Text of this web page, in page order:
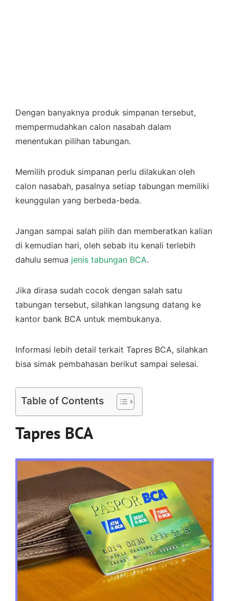
Dengan banyaknya produk simpanan tersebut,
mempermudahkan calon nasabah dalam
menentukan pilihan tabungan.
Memilih produk simpanan perlu dilakukan oleh
calon nasabah, pasalnya setiap tabungan memiliki
keunggulan yang berbeda-beda.
Jangan sampai salah pilih dan memberatkan kalian
di kemudian hari, oleh sebab itu kenali terlebih
dahulu semua jenis tabungan BCA.
Jika dirasa sudah cocok dengan salah satu
tabungan tersebut, silahkan langsung datang ke
kantor bank BCA untuk membukanya.
Informasi lebih detail terkait Tapres BCA, silahkan
bisa simak pembahasan berikut sampai selesai.
Table of Contents
Tapres BCA